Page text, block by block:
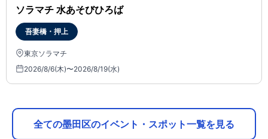
ソラマチ 水あそびひろば
吾妻橋・押上
東京ソラマチ
2026/8/6(木)〜2026/8/19(水)
全ての墨田区のイベント・スポット一覧を見る